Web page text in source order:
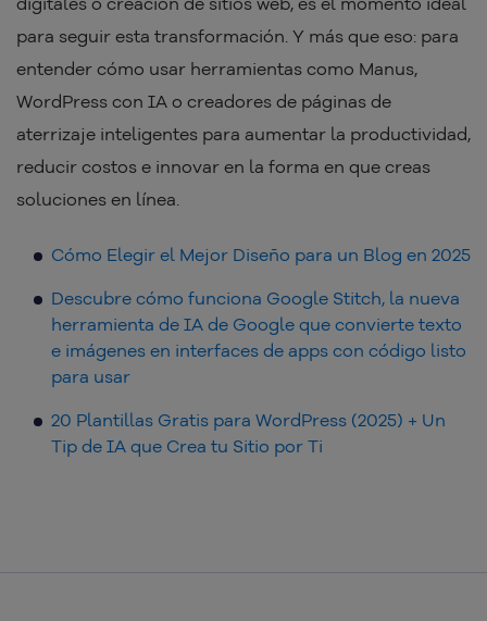
para seguir esta transformación. Y más que eso: para
entender cómo usar herramientas como Manus,
WordPress con IA o creadores de páginas de
aterrizaje inteligentes para aumentar la productividad,
reducir costos e innovar en la forma en que creas
soluciones en línea.
Cómo Elegir el Mejor Diseño para un Blog en 2025
Descubre cómo funciona Google Stitch, la nueva
herramienta de IA de Google que convierte texto
e imágenes en interfaces de apps con código listo
para usar
20 Plantillas Gratis para WordPress (2025) + Un
Tip de IA que Crea tu Sitio por Ti